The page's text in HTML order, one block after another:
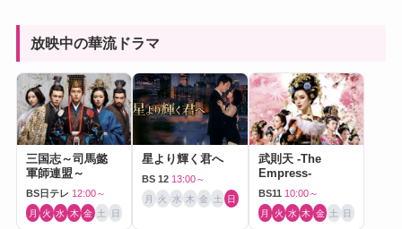
放映中の華流ドラマ
三国志～司馬懿
軍師連盟～
BS日テレ 12:00～
月 火 水 木 金 土 日
星より輝く君へ
BS 12 13:00～
月 火 水 木 金 土 日
武則天 -The
Empress-
BS11 10:00～
月 火 水 木 金 土 日